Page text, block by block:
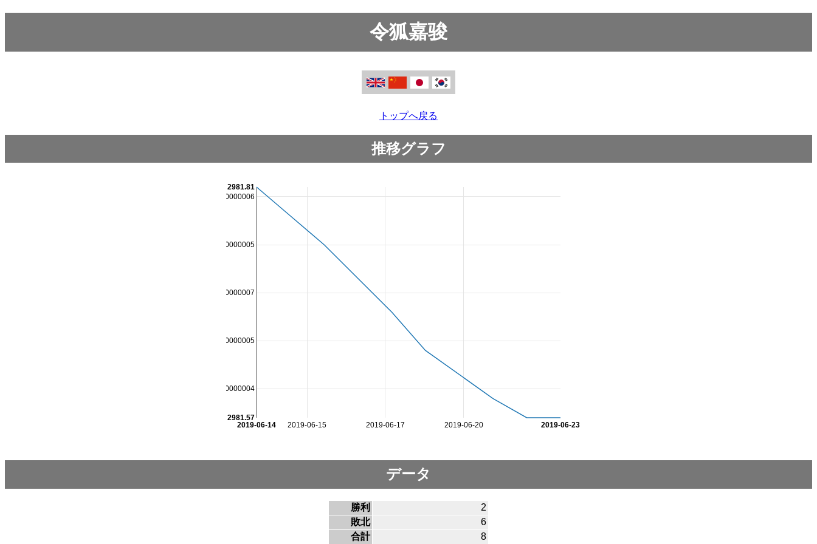
令狐嘉骏
トップへ戻る
推移グラフ
2019-06-15 2019-06-17 2019-06-20
2019-06-14 2019-06-23
2981.6000000000004
2981.6500000000005
2981.7000000000007
2981.7500000000005
2981.8000000000006
2981.57
2981.81
データ
勝利
2
敗北
6
合計
8